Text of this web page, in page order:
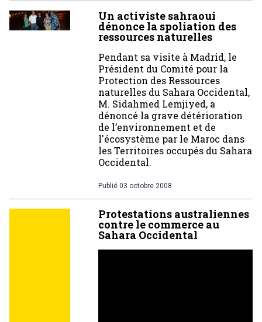
Un activiste sahraoui
dénonce la spoliation des
ressources naturelles
Pendant sa visite à Madrid, le
Président du Comité pour la
Protection des Ressources
naturelles du Sahara Occidental,
M. Sidahmed Lemjiyed, a
dénoncé la grave détérioration
de l’environnement et de
l'écosystème par le Maroc dans
les Territoires occupés du Sahara
Occidental.
Publié 03 octobre 2008
Protestations australiennes
contre le commerce au
Sahara Occidental